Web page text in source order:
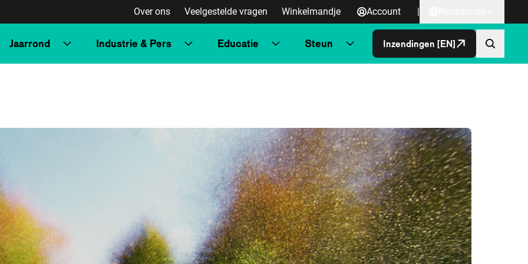
Over ons Veelgestelde vragen Winkelmandje Account |
Jaarrond Industrie & Pers Educatie Steun Inzendingen [EN]